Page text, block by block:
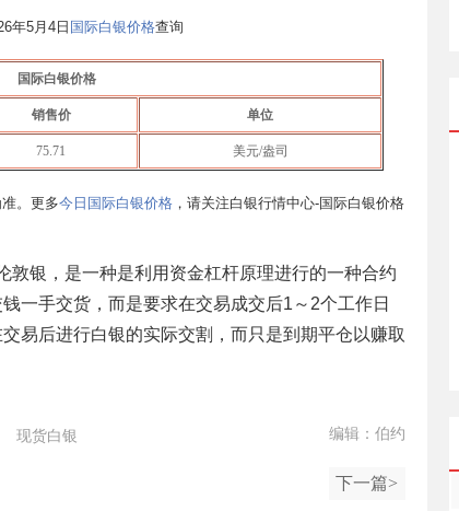
年5月4日 国际白银价格查询
国际白银价格
销售价 单位
75.71 美元/盎司
。更多今日国际白银价格 ，请关注白银行情中心-国际白银价格
敦银，是一种是利用资金杠杆原理进行的一种合约
一手交货，而是要求在交易成交后1～2个工作日
易后进行白银的实际交割，而只是到期平仓以赚取
现货白银 编辑：伯约
下一篇>